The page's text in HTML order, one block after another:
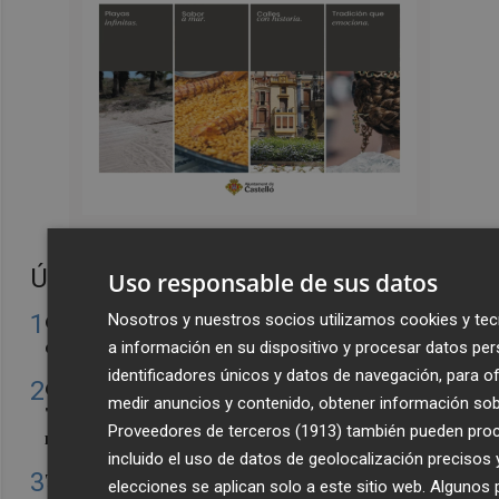
Últimas Noticias
1 Castelló acogerá la obra "Helios y Selene" de la
compañía Te Falta Calle: será creada para el eclipse
2Castelló traslada a la nueva Gestora de Gaiates su
"colaboración incondicional en la promoción del
monumento gaiatero"
3Talleres, pasacalles y hermandad: Nules celebra su
Uso responsable de sus datos
Nosotros y nuestros socios utilizamos cookies y
a información en su dispositivo y procesar datos
identificadores únicos y datos de navegación, para
medir anuncios y contenido, obtener información
Proveedores de terceros (1913) también pueden
incluido el uso de datos de geolocalización
elecciones se aplican solo a este sitio web. Algunos